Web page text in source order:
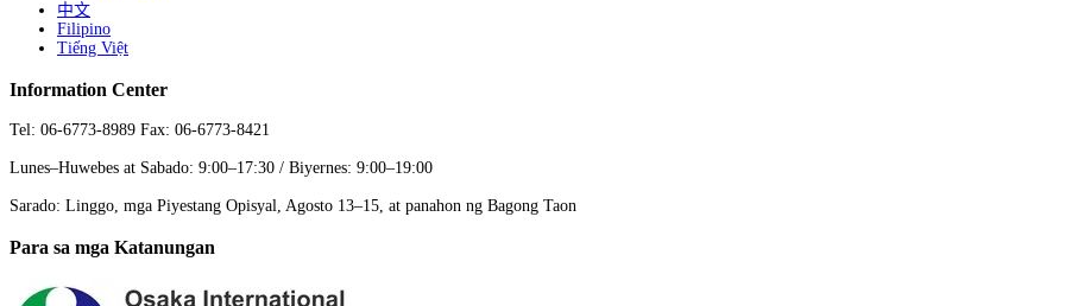
中文
Filipino
Tiếng Việt
Information Center
Tel: 06-6773-8989 Fax: 06-6773-8421
Lunes–Huwebes at Sabado: 9:00–17:30 / Biyernes: 9:00–19:00
Sarado: Linggo, mga Piyestang Opisyal, Agosto 13–15, at panahon ng Bagong Taon
Para sa mga Katanungan